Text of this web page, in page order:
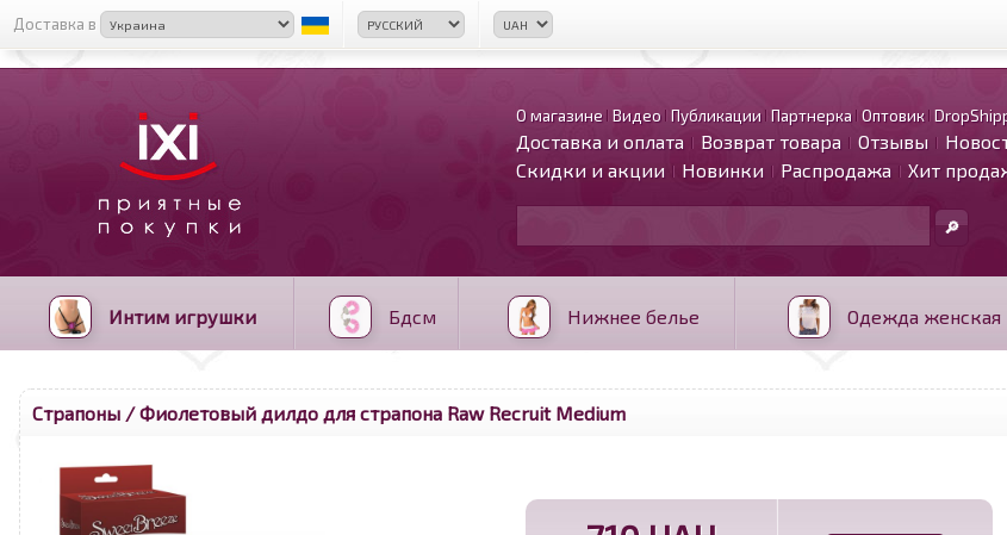
Доставка в
О магазине Видео Публикации Партнерка Оптовик
Доставка и оплата Возврат товара Отзывы
Скидки и акции
Новинки Распродажа Хит
Интим игрушки Бдсм Нижнее белье Одежда женская
Страпоны / Фиолетовый дилдо для страпона Raw Recruit Medium
<